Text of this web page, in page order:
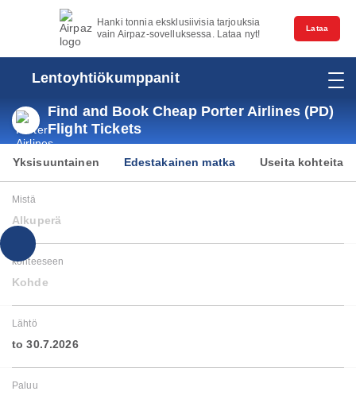
Hanki tonnia eksklusiivisia tarjouksia
vain Airpaz-sovelluksessa. Lataa nyt!
Lataa
Lentoyhtiökumppanit
Find and Book Cheap Porter Airlines (PD)
Flight Tickets
Yksisuuntainen Edestakainen matka Useita kohteita
Mistä
Alkuperä
kohteeseen
Kohde
Lähtö
to 30.7.2026
Paluu